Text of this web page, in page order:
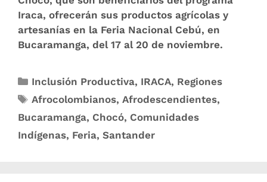
Iraca, ofrecerán sus productos agrícolas y
artesanías en la Feria Nacional Cebú, en
Bucaramanga, del 17 al 20 de noviembre.
Inclusión Productiva, IRACA, Regiones
Afrocolombianos,Afrodescendientes,
Bucaramanga, Chocó, Comunidades
Indígenas, Feria, Santander